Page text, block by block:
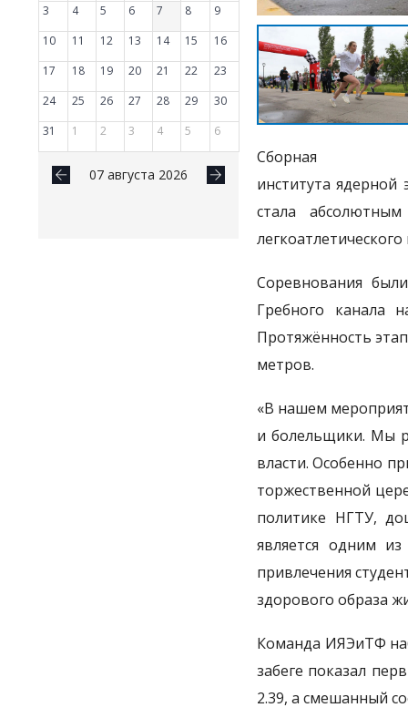
3
4 5 6 7 8
9
10
11 12 13 14 15
16
17
18 19 20 21 22
23
24
25 26 27 28 29
30
31
1 2 3 4 5 6
07 августа 2026
Сборная
института
стала
Соревнования
Гребного канала
Протяжённость
метров.
«В нашем
и болельщики. Мы
власти. Особенно
торжественной
политике НГТУ,
является одним
привлечения
здорового образа
Команда ИЯЭиТФ
забеге показал
2.39, а смешанный